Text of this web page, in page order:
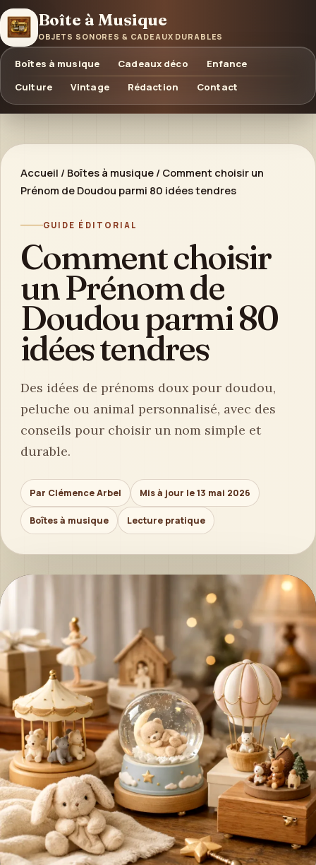
Boîte à Musique
OBJETS SONORES & CADEAUX DURABLES
Boîtes à musique Cadeaux déco
Enfance
Culture
Vintage Rédaction Contact
Accueil / Boîtes à musique / Comment choisir un
Prénom de Doudou parmi 80 idées tendres
GUIDE ÉDITORIAL
Comment choisir
un Prénom de
Doudou parmi 80
idées tendres
Des idées de prénoms doux pour doudou,
peluche ou animal personnalisé, avec des
conseils pour choisir un nom simple et
durable.
Par Clémence Arbel Mis à jour le 13 mai 2026
Boîtes à musique Lecture pratique